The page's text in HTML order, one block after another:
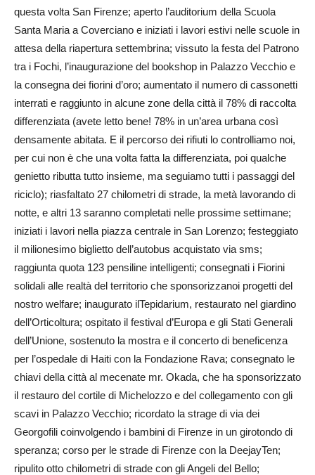
questa volta San Firenze; aperto l’auditorium della Scuola
Santa Maria a Coverciano e iniziati i lavori estivi nelle scuole in
attesa della riapertura settembrina; vissuto la festa del Patrono
tra i Fochi, l’inaugurazione del bookshop in Palazzo Vecchio e
la consegna dei fiorini d’oro; aumentato il numero di cassonetti
interrati e raggiunto in alcune zone della città il 78% di raccolta
differenziata (avete letto bene! 78% in un’area urbana così
densamente abitata. E il percorso dei rifiuti lo controlliamo noi,
per cui non è che una volta fatta la differenziata, poi qualche
genietto ributta tutto insieme, ma seguiamo tutti i passaggi del
riciclo); riasfaltato 27 chilometri di strade, la metà lavorando di
notte, e altri 13 saranno completati nelle prossime settimane;
iniziati i lavori nella piazza centrale in San Lorenzo; festeggiato
il milionesimo biglietto dell’autobus acquistato via sms;
raggiunta quota 123 pensiline intelligenti; consegnati i Fiorini
solidali alle realtà del territorio che sponsorizzanoi progetti del
nostro welfare; inaugurato ilTepidarium, restaurato nel giardino
dell’Orticoltura; ospitato il festival d’Europa e gli Stati Generali
dell’Unione, sostenuto la mostra e il concerto di beneficenza
per l’ospedale di Haiti con la Fondazione Rava; consegnato le
chiavi della città al mecenate mr. Okada, che ha sponsorizzato
il restauro del cortile di Michelozzo e del collegamento con gli
scavi in Palazzo Vecchio; ricordato la strage di via dei
Georgofili coinvolgendo i bambini di Firenze in un girotondo di
speranza; corso per le strade di Firenze con la DeejayTen;
ripulito otto chilometri di strade con gli Angeli del Bello;